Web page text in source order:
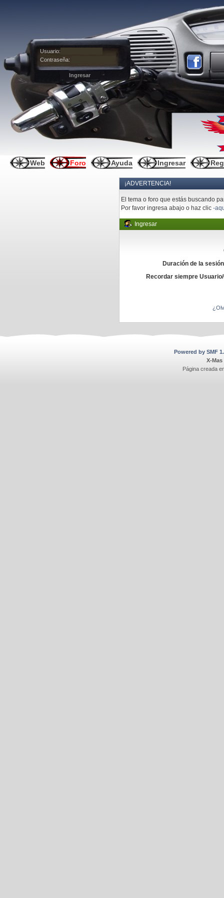
Usuario:
Contraseña:
Web Foro Ayuda Ingresar
¡ADVERTENCIA!
El tema o foro que estás buscando
Por favor ingresa abajo o haz clic-
Ingresar
Duración de la
Recordar siempre
Powered by SMF
X-Mas
Página creada